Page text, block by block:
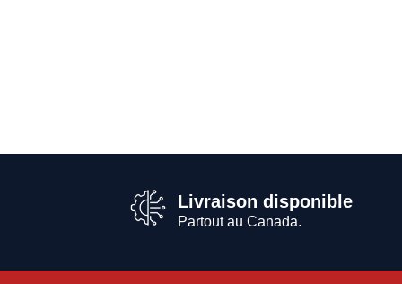
Livraison disponible
Partout au Canada.